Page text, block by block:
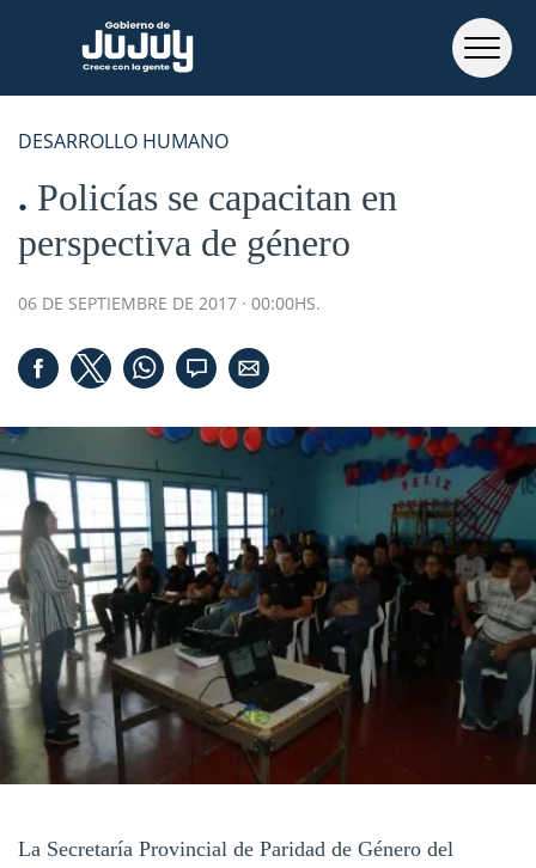
DESARROLLO HUMANO
Policías se capacitan en
perspectiva de género
06 DE SEPTIEMBRE DE 2017 · 00:00HS.
La Secretaría Provincial de Paridad de Género del